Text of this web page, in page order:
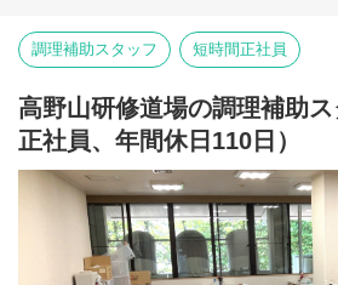
調理補助スタッフ 短時間正社員
高野山研修道場の調理補助
正社員、年間休日110日）